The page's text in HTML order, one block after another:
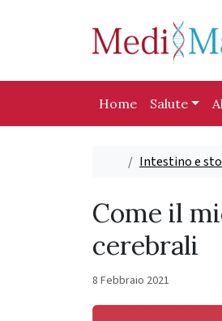
Home Salute
HomeIntestino e
Come il
cerebrali
8 Febbraio 2021